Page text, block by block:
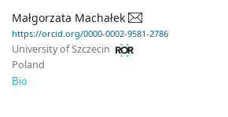
Małgorzata Machałek
https://orcid.org/0000-0002-9581-2786
University of Szczecin
Poland
Bio